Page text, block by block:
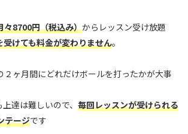
々8700円（税込み）からレッスン受け放題
受けても料金が変わりません。
２ヶ月間にどれだけボールを打ったかが大事
達は難しいので、 毎回レッスンが受けられる
テージです